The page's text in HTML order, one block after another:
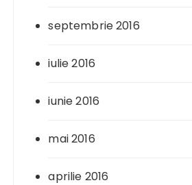
septembrie 2016
iulie 2016
iunie 2016
mai 2016
aprilie 2016